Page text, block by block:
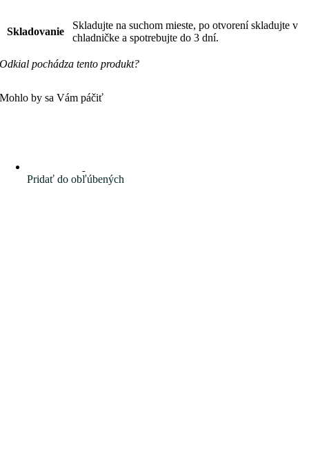
Skladovanie
Skladujte na suchom mieste, po otvorení skladujte v
chladničke a spotrebujte do 3 dní.
Odkial pochádza tento produkt?
Mohlo by sa Vám páčiť
Pridať do obľúbených